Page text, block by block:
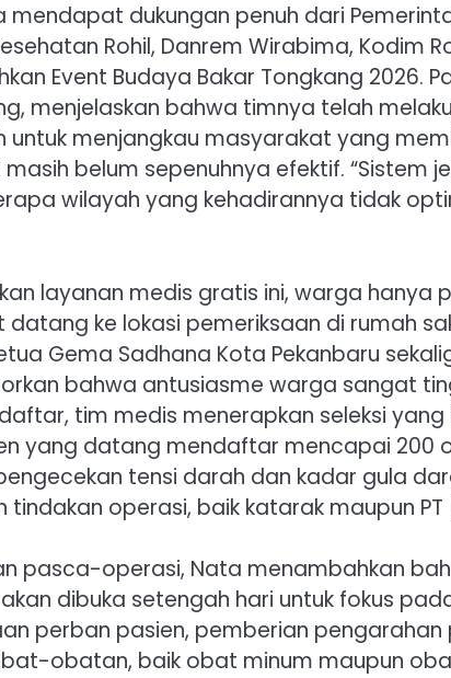
mendapat dukungan penuh dari
Rohil, Danrem Wirabima, Kodim
Event Budaya Bakar Tongkang 2026.
menjelaskan bahwa timnya telah
menjangkau masyarakat yang
belum sepenuhnya efektif. “Sistem
wilayah yang kehadirannya tidak
layanan medis gratis ini, warga hanya
ke lokasi pemeriksaan di rumah
Gema Sadhana Kota Pekanbaru
bahwa antusiasme warga sangat
tim medis menerapkan seleksi
yang datang mendaftar mencapai 200
tensi darah dan kadar gula
tindakan operasi, baik katarak maupun
pasca-operasi, Nata menambahkan
dibuka setengah hari untuk fokus
perban pasien, pemberian
obatan, baik obat minum maupun